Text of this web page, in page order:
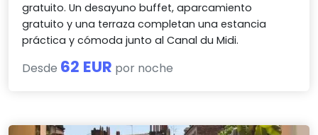
gratuito. Un desayuno buffet, aparcamiento
gratuito y una terraza completan una estancia
práctica y cómoda junto al Canal du Midi.
Desde 62 EUR por noche